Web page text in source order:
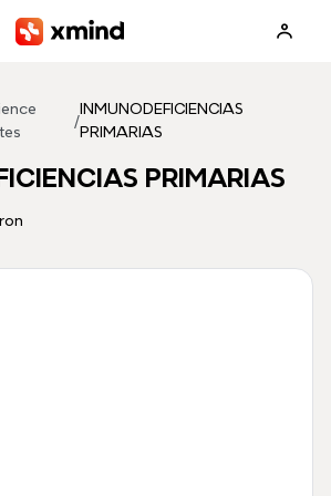
/
INMUNODEFICIENCIAS
PRIMARIAS
PRIMARIAS